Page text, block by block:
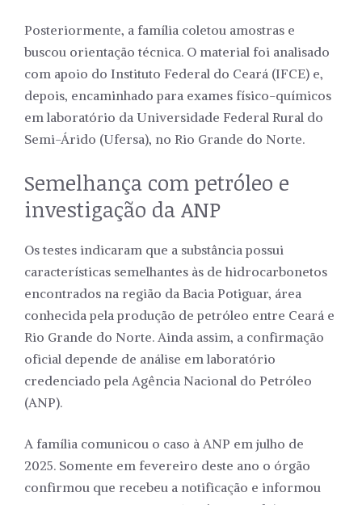
Posteriormente, a família coletou amostras e
buscou orientação técnica. O material foi analisado
com apoio do Instituto Federal do Ceará (IFCE) e,
depois, encaminhado para exames físico-químicos
em laboratório da Universidade Federal Rural do
Semi-Árido (Ufersa), no Rio Grande do Norte.
Semelhança com petróleo e
investigação da ANP
Os testes indicaram que a substância possui
características semelhantes às de hidrocarbonetos
encontrados na região da Bacia Potiguar, área
conhecida pela produção de petróleo entre Ceará e
Rio Grande do Norte. Ainda assim, a confirmação
oficial depende de análise em laboratório
credenciado pela Agência Nacional do Petróleo
(ANP).
A família comunicou o caso à ANP em julho de
2025. Somente em fevereiro deste ano o órgão
confirmou que recebeu a notificação e informou